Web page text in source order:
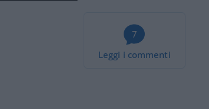
7
Leggi i commenti